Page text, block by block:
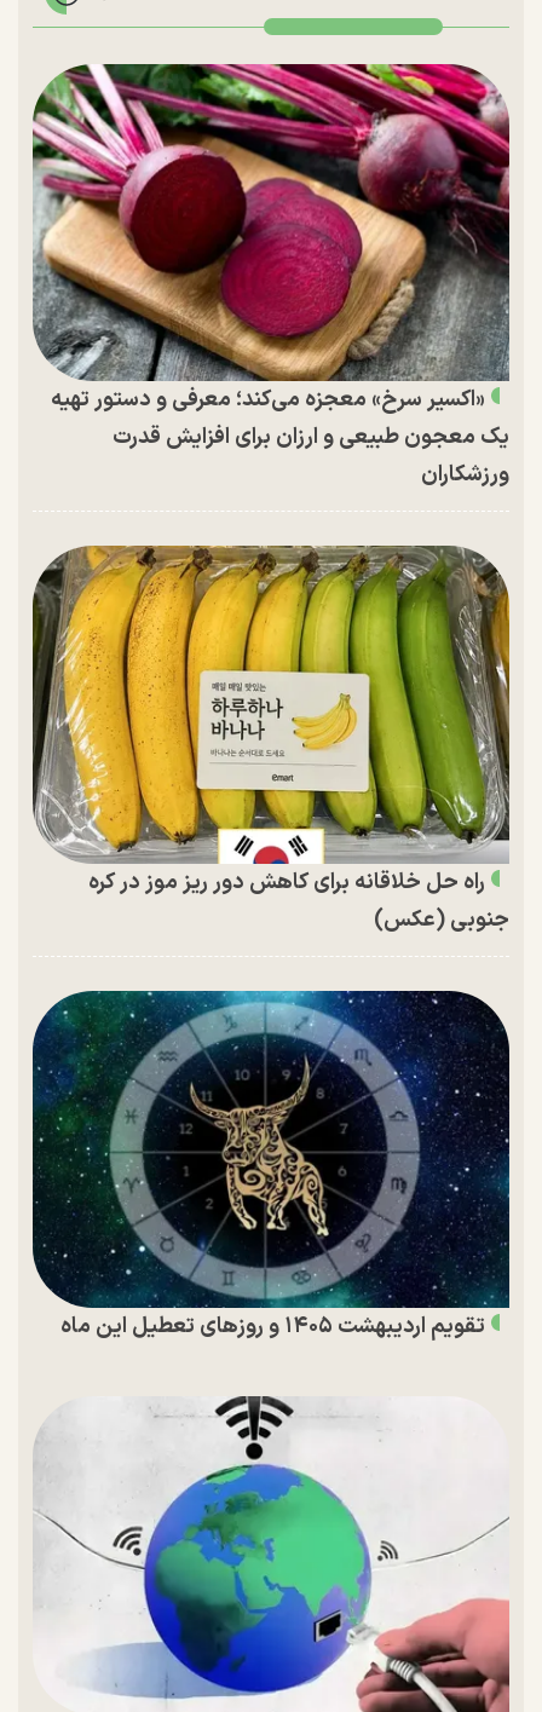
«اکسیر سرخ» معجزه می‌کند؛ معرفی و دستور تهیه
یک معجون طبیعی و ارزان برای افزایش قدرت
ورزشکاران
راه حل خلاقانه برای کاهش دور ریز موز در کره
جنوبی (عکس)
تقویم اردیبهشت ۱۴۰۵ و روز‌های تعطیل این ماه